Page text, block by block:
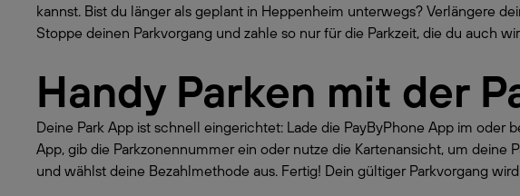
kannst. Bist du länger als geplant in Heppenheim unterwegs? Verlängere
Stoppe deinen Parkvorgang und zahle so nur für die Parkzeit, die du auch
Handy Parken mit der
Deine Park App ist schnell eingerichtet: Lade die PayByPhone App im
App, gib die Parkzonennummer ein oder nutze die Kartenansicht, um
und wählst deine Bezahlmethode aus. Fertig! Dein gültiger Parkvorgang